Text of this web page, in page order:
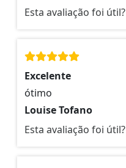
Esta avaliação foi útil?
Excelente
ótimo
Louise Tofano
Esta avaliação foi útil?